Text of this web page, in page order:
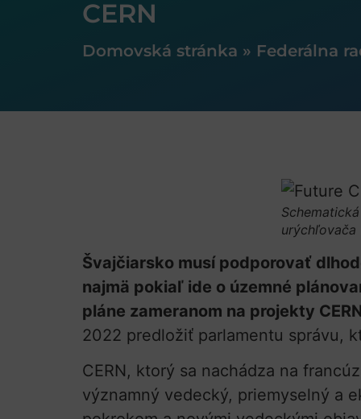
CERN
Domovská stránka » Federálna
urýchľovača
Švajčiarsko musí podporovať
najmä pokiaľ ide o územné
pláne zameranom na projekty
2022 predložiť parlamentu správu,
CERN, ktorý sa nachádza na
významný vedecký, priemyselný a